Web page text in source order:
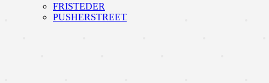
FRISTEDER
PUSHERSTREET